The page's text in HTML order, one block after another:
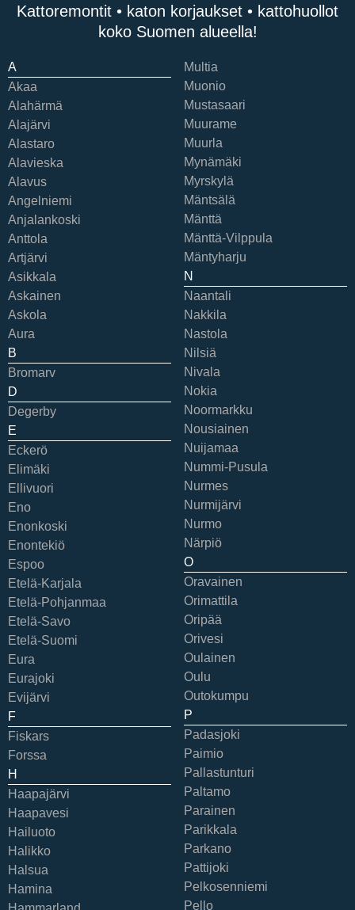
Kattoremontit • katon korjaukset • kattohuollot
koko Suomen alueella!
A
Akaa
Alahärmä
Alajärvi
Alastaro
Alavieska
Alavus
Angelniemi
Anjalankoski
Anttola
Artjärvi
Asikkala
Askainen
Askola
Aura
B
Bromarv
D
Degerby
E
Eckerö
Elimäki
Ellivuori
Eno
Enonkoski
Enontekiö
Espoo
Etelä-Karjala
Etelä-Pohjanmaa
Etelä-Savo
Etelä-Suomi
Eura
Eurajoki
Evijärvi
F
Fiskars
Forssa
H
Haapajärvi
Haapavesi
Hailuoto
Halikko
Halsua
Hamina
Multia
Muonio
Mustasaari
Muurame
Muurla
Mynämäki
Myrskylä
Mäntsälä
Mänttä
Mänttä-Vilppula
Mäntyharju
N
Naantali
Nakkila
Nastola
Nilsiä
Nivala
Nokia
Noormarkku
Nousiainen
Nuijamaa
Nummi-Pusula
Nurmes
Nurmijärvi
Nurmo
Närpiö
O
Oravainen
Orimattila
Oripää
Orivesi
Oulainen
Oulu
Outokumpu
P
Padasjoki
Paimio
Pallastunturi
Paltamo
Parainen
Parikkala
Parkano
Pattijoki
Pelkosenniemi
Pello